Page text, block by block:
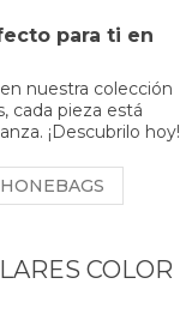
para ti en
nuestra colección
cada pieza está
¡Descubrilo hoy!
COLOR